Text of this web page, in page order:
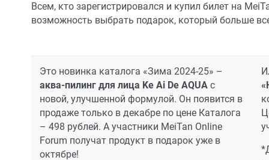
Всем, кто зарегистрировался и купил билет на
возможность выбрать подарок, который больше
Это новинка каталога «Зима 2024-25» –
аква-пилинг для лица Ke Ai De AQUA с
новой, улучшенной формулой. Он появится в
продаже только в декабре по цене Каталога
– 498 рублей. А участники MeiTan Online
Forum получат продукт в подарок уже в
октябре!